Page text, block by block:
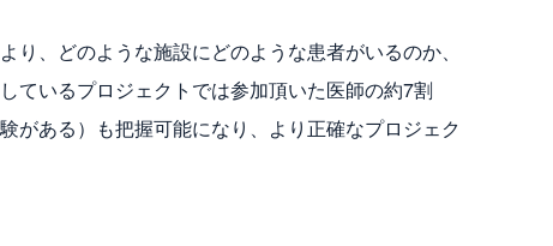
、どのような施設にどのような患者がいるのか、
ているプロジェクトでは参加頂いた医師の約7割
がある）も把握可能になり、より正確なプロジェク